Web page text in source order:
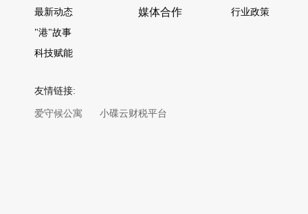
最新动态
"港"故事
科技赋能
媒体合作
行业政策
友情链接:
爱守候公寓 小碟云财税平台